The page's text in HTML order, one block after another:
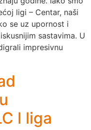
ligi – Centar, naši
se uz upornost i
sastavima. U
impresivnu
I liga